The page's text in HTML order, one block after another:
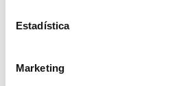
Estadística
Marketing